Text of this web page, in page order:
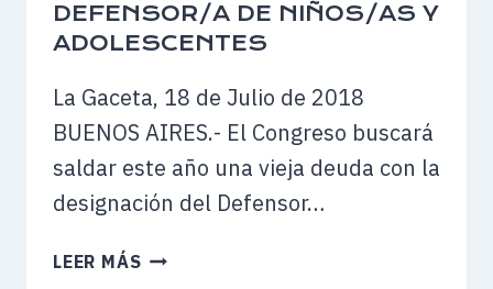
DEFENSOR/A DE NIÑOS/AS Y
ADOLESCENTES
La Gaceta, 18 de Julio de 2018
BUENOS AIRES.- El Congreso buscará
saldar este año una vieja deuda con la
designación del Defensor…
LEER MÁS HAY